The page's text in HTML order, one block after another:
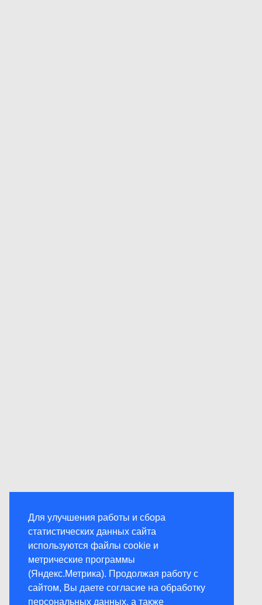
Для улучшения работы и сбора
статистических данных сайта
используются файлы cookie и
метрические программы
(Яндекс.Метрика). Продолжая работу с
сайтом, Вы даете согласие на обработку
персональных данных, а также